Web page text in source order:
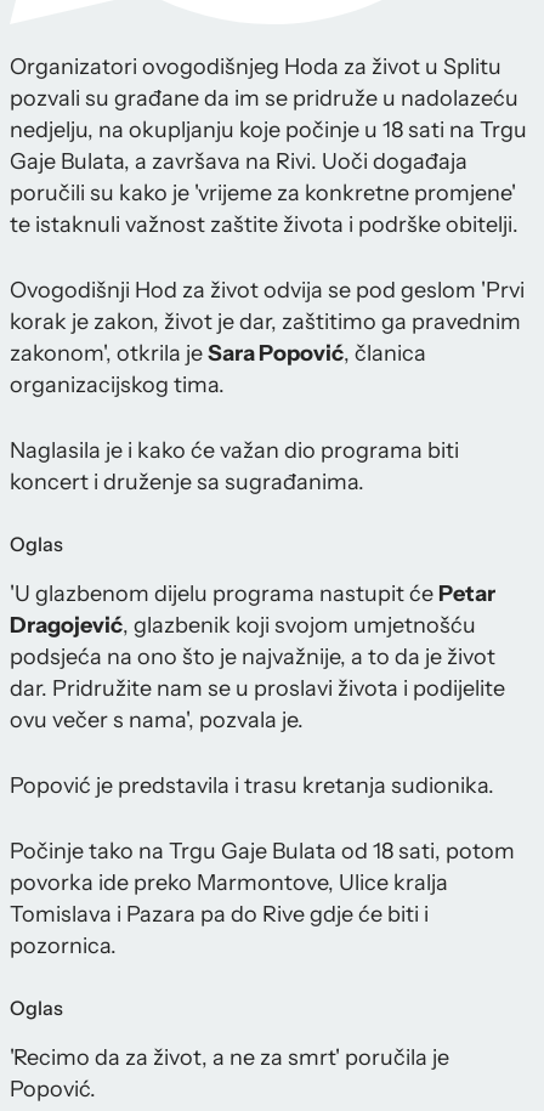
Organizatori ovogodišnjeg Hoda za život u Splitu
pozvali su građane da im se pridruže u nadolazeću
nedjelju, na okupljanju koje počinje u 18 sati na Trgu
Gaje Bulata, a završava na Rivi. Uoči događaja
poručili su kako je 'vrijeme za konkretne promjene'
te istaknuli važnost zaštite života i podrške obitelji.
Ovogodišnji Hod za život odvija se pod geslom 'Prvi
korak je zakon, život je dar, zaštitimo ga pravednim
zakonom', otkrila jeSara Popović, članica
organizacijskog tima.
Naglasila je i kako će važan dio programa biti
koncert i druženje sa sugrađanima.
Oglas
'U glazbenom dijelu programa nastupit će Petar
Dragojević, glazbenik koji svojom umjetnošću
podsjeća na ono što je najvažnije, a to da je život
dar. Pridružite nam se u proslavi života i podijelite
ovu večer s nama', pozvala je.
Popović je predstavila i trasu kretanja sudionika.
Počinje tako na Trgu Gaje Bulata od 18 sati, potom
povorka ide preko Marmontove, Ulice kralja
Tomislava i Pazara pa do Rive gdje će biti i
pozornica.
Oglas
'Recimo da za život, a ne za smrt' poručila je
Popović.